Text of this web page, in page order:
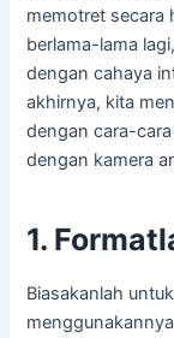
memotret secara
berlama-lama
dengan cahaya
akhirnya, kita
dengan cara-
dengan kamera
1.
Biasakanlah